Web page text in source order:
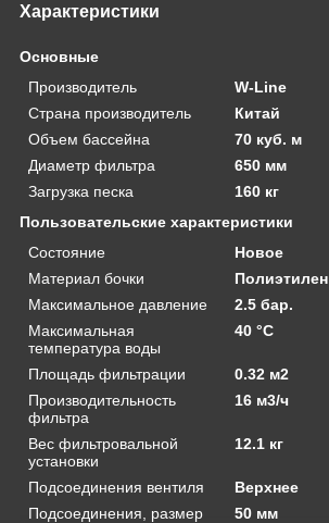
Характеристики
Основные
Производитель
W-Line
Страна производитель
Китай
Объем бассейна
70 куб. м
Диаметр фильтра
650 мм
Загрузка песка
160 кг
Пользовательские характеристики
Состояние
Новое
Материал бочки
Полиэтилен
Максимальное давление
2.5 бар.
Максимальная
температура воды
40 °C
Площадь фильтрации
0.32 м2
Производительность
фильтра
16 м3/ч
Вес фильтровальной
установки
12.1 кг
Подсоединения вентиля
Верхнее
Подсоединения, размер
50 мм